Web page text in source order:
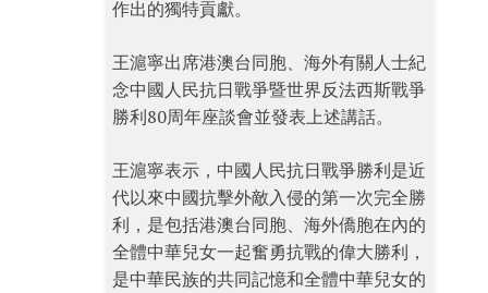
作出的獨特貢獻。
王滬寧出席港澳台同胞、海外有關人士紀
念中國人民抗日戰爭暨世界反法西斯戰爭
勝利80周年座談會並發表上述講話。
王滬寧表示，中國人民抗日戰爭勝利是近
代以來中國抗擊外敵入侵的第一次完全勝
利，是包括港澳台同胞、海外僑胞在內的
全體中華兒女一起奮勇抗戰的偉大勝利，
是中華民族的共同記憶和全體中華兒女的